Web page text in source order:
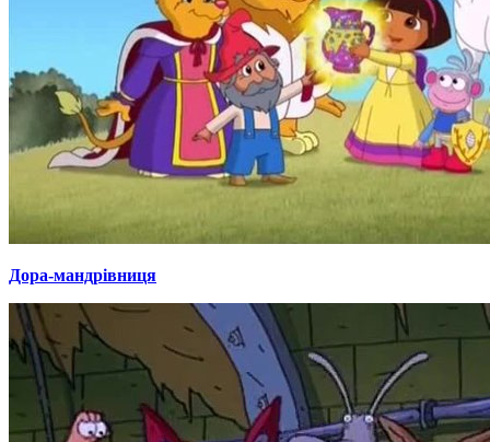
Дора-мандрівниця